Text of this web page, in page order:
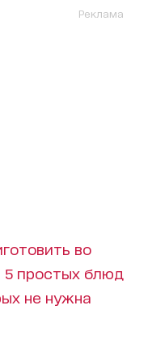
Реклама
во
5 простых блюд
не нужна